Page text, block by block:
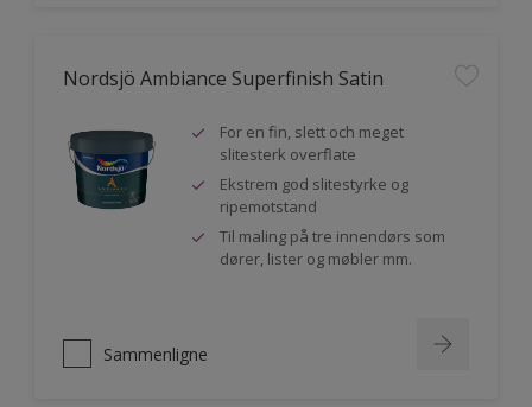
Nordsjö Ambiance Superfinish Satin
For en fin, slett och meget
slitesterk overflate
Ekstrem god slitestyrke og
ripemotstand
Til maling på tre innendørs som
dører, lister og møbler mm.
Sammenligne